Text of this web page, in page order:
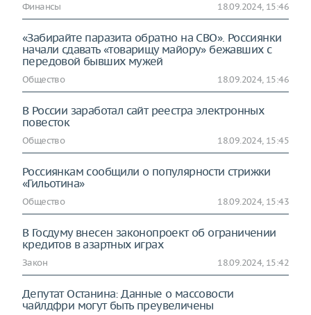
Финансы 18.09.2024, 15:46
«Забирайте паразита обратно на СВО». Россиянки
начали сдавать «товарищу майору» бежавших с
передовой бывших мужей
Общество 18.09.2024, 15:46
В России заработал сайт реестра электронных
повесток
Общество 18.09.2024, 15:45
Россиянкам сообщили о популярности стрижки
«Гильотина»
Общество 18.09.2024, 15:43
В Госдуму внесен законопроект об ограничении
кредитов в азартных играх
Закон 18.09.2024, 15:42
Депутат Останина: Данные о массовости
чайлдфри могут быть преувеличены